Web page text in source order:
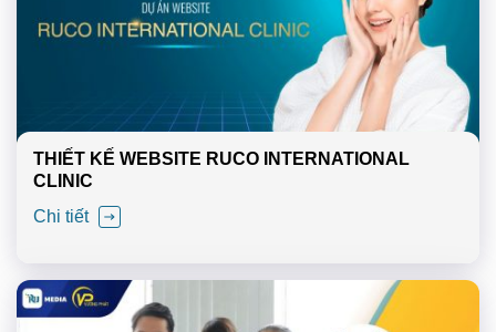
THIẾT KẾ WEBSITE RUCO INTERNATIONAL
CLINIC
Chi tiết